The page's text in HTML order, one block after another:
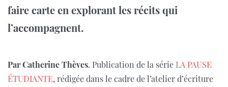
faire carte en explorant les récits qui
l’accompagnent.
Par Catherine Thèves. Publication de la série LA PAUSE
ÉTUDIANTE, rédigée dans le cadre de l’atelier d’écriture